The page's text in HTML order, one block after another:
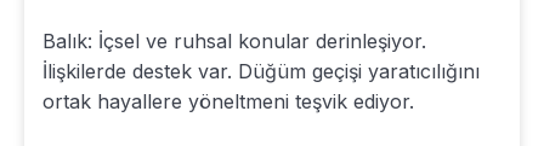
Balık: İçsel ve ruhsal konular derinleşiyor.
İlişkilerde destek var. Düğüm geçişi yaratıcılığını
ortak hayallere yöneltmeni teşvik ediyor.